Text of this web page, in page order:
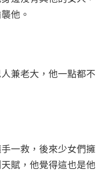
他。
兼老大，他一點都不
一救，後來少女們擁
賦，他覺得這也是他